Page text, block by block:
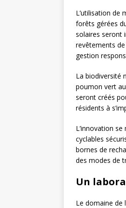
L’utilisation de
forêts gérées
solaires seront
revêtements
gestion
La biodiversité
poumon vert
seront créés
résidents à
L’innovation
cyclables
bornes de
des modes de
Un
Le domaine de